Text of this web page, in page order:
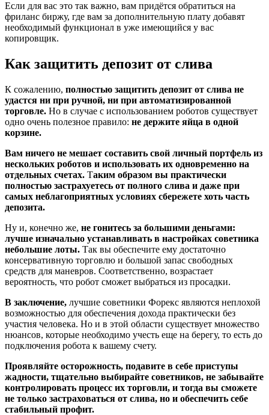
Если для вас это так важно, вам придётся обратиться на
фриланс биржу, где вам за дополнительную плату добавят
необходимый функционал в уже имеющийся у вас
копировщик.
Как защитить депозит от слива
К сожалению, полностью защитить депозит от слива не
удастся ни при ручной, ни при автоматизированной
торговле. Но в случае с использованием роботов существует
одно очень полезное правило: не держите яйца в одной
корзине.
Вам ничего не мешает составить свой личный портфель из
нескольких роботов и использовать их одновременно на
отдельных счетах. Таким образом вы практически
полностью застрахуетесь от полного слива и даже при
самых неблагоприятных условиях сбережете хоть часть
депозита.
Ну и, конечно же, не гонитесь за большими деньгами:
лучше изначально устанавливать в настройках советника
небольшие лоты. Так вы обеспечите ему достаточно
консервативную торговлю и большой запас свободных
средств для маневров. Соответственно, возрастает
вероятность, что робот сможет выбраться из просадки.
В заключение, лучшие советники Форекс являются неплохой
возможностью для обеспечения дохода практически без
участия человека. Но и в этой области существует множество
нюансов, которые необходимо учесть еще на берегу, то есть до
подключения робота к вашему счету.
Проявляйте осторожность, подавите в себе приступы
жадности, тщательно выбирайте советников, не забывайте
контролировать процесс их торговли, и тогда вы сможете
не только застраховаться от слива, но и обеспечить себе
стабильный профит.